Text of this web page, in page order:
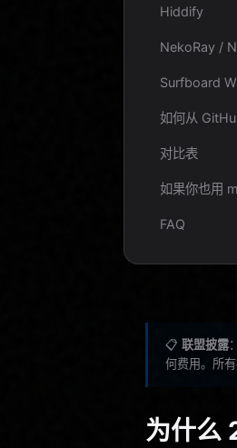
Hiddify
NekoRay /
Surfboard
如何从
对比表
如果你也用
FAQ
📋联盟披露
何费用。所
为什么